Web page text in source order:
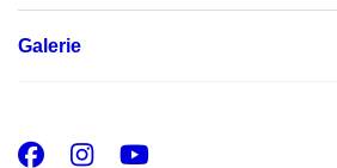
Galerie
Facebook
Instagram